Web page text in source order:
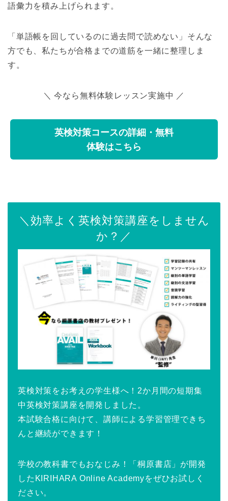
語彙力を積み上げられます。
「単語帳を回しているのに過去問で読めない」そんな
方でも、私たちが合格までの道筋を一緒に整理しま
す。
＼ 今なら無料体験レッスン実施中 ／
英検対策コースの詳細・無料
体験はこちら
＼効率よく英検対策講座をしません
か？／
英検対策をお考えの学生様へ！2か月間の短期集
中英検対策講座を開発しました。
本試験合格に向けて、講師による学習管理できち
んと継続ができます！
学校の教科書でもおなじみ！「桐原書店」が開発
したKIRIHARA Online Academyをぜひお試しく
ださい。